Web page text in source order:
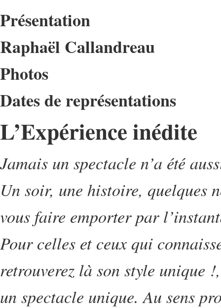
Présentation
Raphaël Callandreau
Photos
Dates de représentations
L’Expérience inédite
Jamais un spectacle n’a été
Un soir, une histoire, quelques
vous faire emporter par
Pour celles et ceux qui
retrouverez là son style unique
un spectacle unique. Au sens